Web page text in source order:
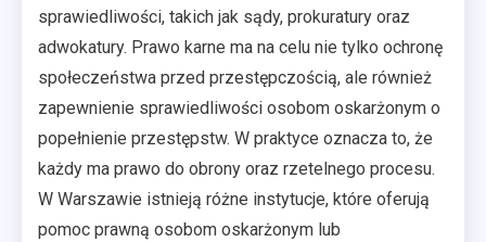
sprawiedliwości, takich jak sądy, prokuratury oraz
adwokatury. Prawo karne ma na celu nie tylko ochronę
społeczeństwa przed przestępczością, ale również
zapewnienie sprawiedliwości osobom oskarżonym o
popełnienie przestępstw. W praktyce oznacza to, że
każdy ma prawo do obrony oraz rzetelnego procesu.
W Warszawie istnieją różne instytucje, które oferują
pomoc prawną osobom oskarżonym lub